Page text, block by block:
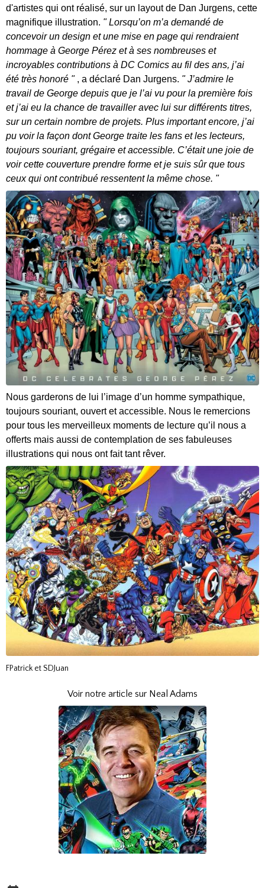
d'artistes qui ont réalisé, sur un layout de Dan Jurgens, cette
magnifique illustration. " Lorsqu’on m’a demandé de
concevoir un design et une mise en page qui rendraient
hommage à George Pérez et à ses nombreuses et
incroyables contributions à DC Comics au fil des ans, j’ai
été très honoré ", a déclaré Dan Jurgens. " J’admire le
travail de George depuis que je l’ai vu pour la première fois
et j’ai eu la chance de travailler avec lui sur différents titres,
sur un certain nombre de projets. Plus important encore, j’ai
pu voir la façon dont George traite les fans et les lecteurs,
toujours souriant, grégaire et accessible. C’était une joie de
voir cette couverture prendre forme et je suis sûr que tous
ceux qui ont contribué ressentent la même chose. "
Nous garderons de lui l’image d’un homme sympathique,
toujours souriant, ouvert et accessible. Nous le remercions
pour tous les merveilleux moments de lecture qu’il nous a
offerts mais aussi de contemplation de ses fabuleuses
illustrations qui nous ont fait tant rêver.
FPatrick et SDJuan
Voir notre article sur Neal Adams